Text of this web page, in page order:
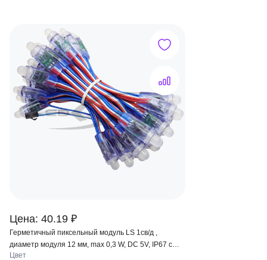
Цена: 40.19 ₽
Герметичный пиксельный модуль LS 1св/д ,
диаметр модуля 12 мм, max 0,3 W, DC 5V, IP67 с
чипом 6803
Цвет